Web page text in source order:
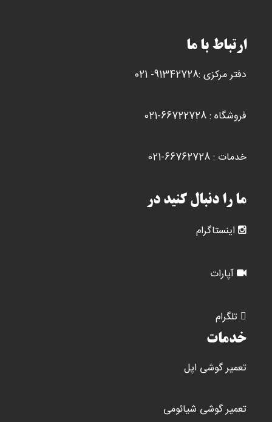
ارتباط با ما
دفتر مرکزی :91342728- 021
فروشگاه : 66722728-021
خدمات : 66762728-021
ما را دنبال کنید در
اینستاگرام
آپارات
تلگرام
خدمات
تعمیر گوشی اپل
تعمیر گوشی شیائومی